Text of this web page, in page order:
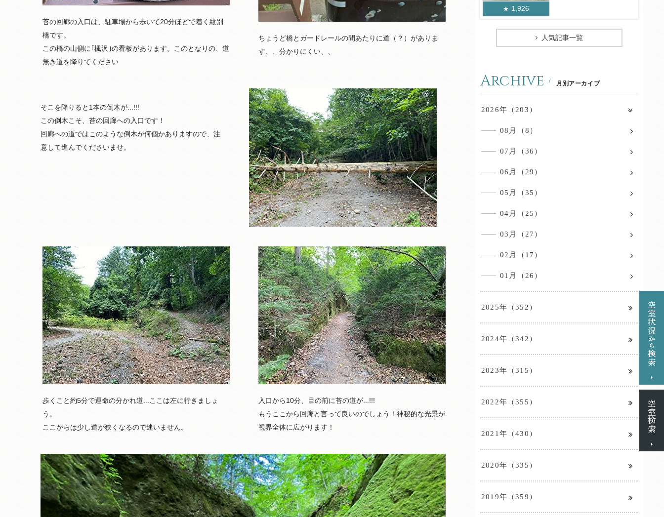
苔の回廊の入口は、駐車場から歩いて20分ほどで着く紋別
橋です。
この橋の山側に｢楓沢｣の看板があります。このとなりの、道
無き道を降りてください
ちょうど橋とガードレールの間あたりに道（？）がありま
す、、分かりにくい、、
そこを降りると1本の倒木が...!!!
この倒木こそ、苔の回廊への入口です！
回廊への道ではこのような倒木が何個かありますので、注
意して進んでくださいませ。
歩くこと約5分で運命の分かれ道...ここは左に行きましょ
う。
ここからは少し道が狭くなるので迷いません。
入口から10分、目の前に苔の道が...!!!
もうここから回廊と言って良いのでしょう！神秘的な光景が
視界全体に広がります！
1,926
人気記事一覧
Archive 月別アーカイブ
2026年（203）
08月（8）
07月（36）
06月（29）
05月（35）
04月（25）
03月（27）
02月（17）
01月（26）
2025年（352）
2024年（342）
2023年（315）
2022年（355）
2021年（430）
2020年（335）
2019年（359）